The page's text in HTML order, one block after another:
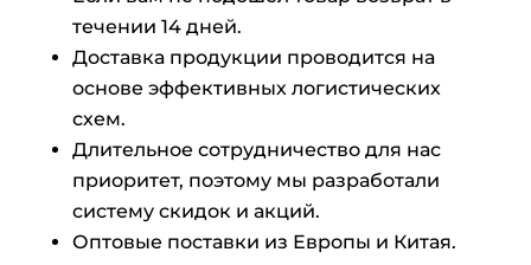
течении 14 дней.
Доставка продукции проводится на
основе эффективных логистических
схем.
Длительное сотрудничество для нас
приоритет, поэтому мы разработали
систему скидок и акций.
Оптовые поставки из Европы и Китая.